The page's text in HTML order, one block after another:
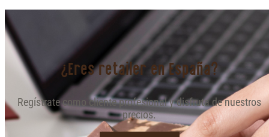
¿Eres retailer en España?
Regístrate como cliente profesional y disfruta de nuestros
precios.